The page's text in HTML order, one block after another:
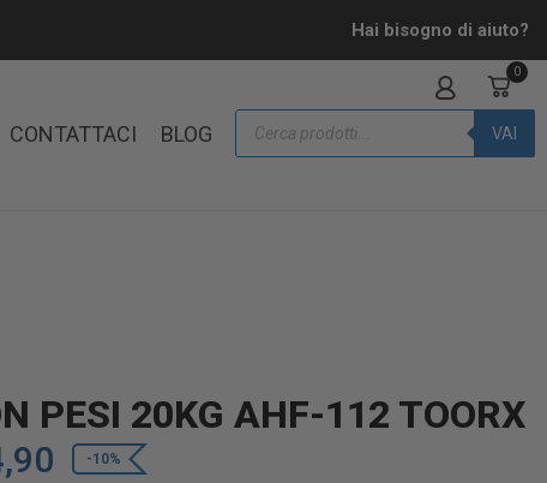
Hai bisogno di aiuto?
CONTATTACI BLOG
0
VAI
PESI 20KG AHF-112 TOORX
-10%